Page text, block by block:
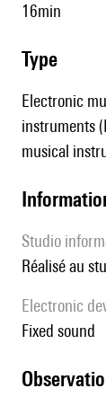
16min
type
Electronic
instruments
musical
Studio
réalisé au
Electronic
fixed sound